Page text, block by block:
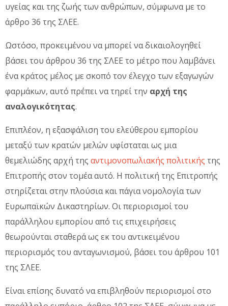
υγείας και της ζωής των ανθρώπων, σύμφωνα με το
άρθρο 36 της ΣΛΕΕ.
Ωστόσο, προκειμένου να μπορεί να δικαιολογηθεί
βάσει του άρθρου 36 της ΣΛΕΕ το μέτρο που λαμβάνει
ένα κράτος μέλος με σκοπό τον έλεγχο των εξαγωγών
φαρμάκων, αυτό πρέπει να τηρεί την αρχή της
αναλογικότητας.
Επιπλέον, η εξασφάλιση του ελεύθερου εμπορίου
μεταξύ των κρατών μελών υφίσταται ως μια
θεμελιώδης αρχή της αντιμονοπωλιακής πολιτικής της
Επιτροπής στον τομέα αυτό. Η πολιτική της Επιτροπής
στηρίζεται στην πλούσια και πάγια νομολογία των
Ευρωπαϊκών Δικαστηρίων. Οι περιορισμοί του
παράλληλου εμπορίου από τις επιχειρήσεις
θεωρούνται σταθερά ως εκ του αντικειμένου
περιορισμός του ανταγωνισμού, βάσει του άρθρου 101
της ΣΛΕΕ.
Είναι επίσης δυνατό να επιβληθούν περιορισμοί στο